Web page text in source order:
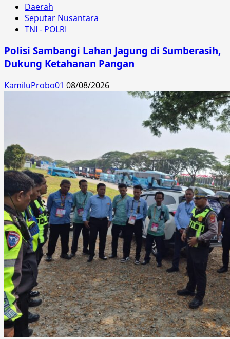
Daerah
Seputar Nusantara
TNI - POLRI
Polisi Sambangi Lahan Jagung di Sumberasih,
Dukung Ketahanan Pangan
KamiluProbo01 08/08/2026